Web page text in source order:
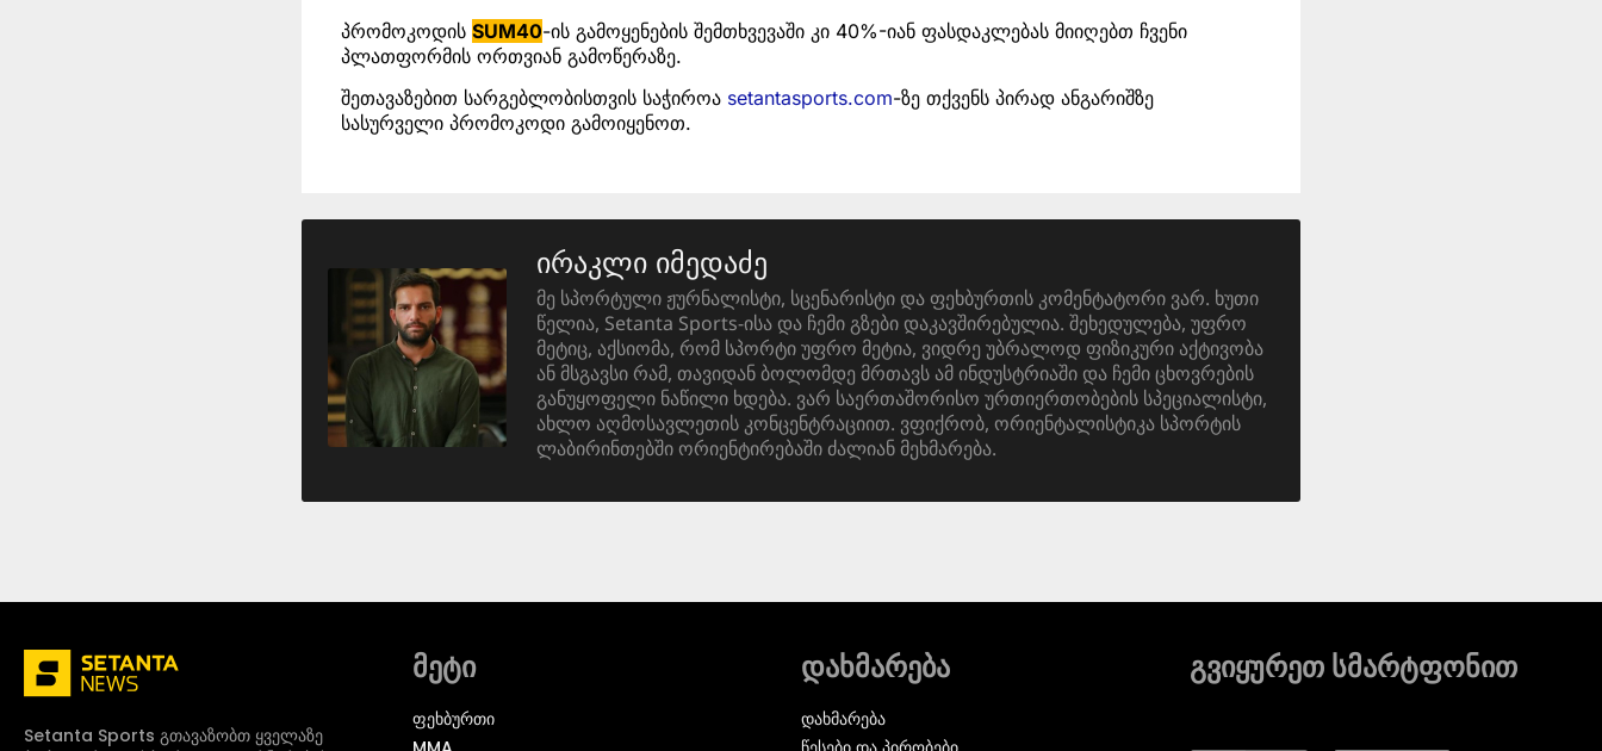
პრომოკოდისSUM40-ის გამოყენების შემთხვევაში კი 40%-იან ფასდაკლებას მიიღებთ ჩვენი
პლათფორმის ორთვიან გამოწერაზე.
შეთავაზებით სარგებლობისთვის საჭიროა setantasports.com-ზე თქვენს პირად ანგარიშზე
სასურველი პრომოკოდი გამოიყენოთ.
ირაკლი იმედაძე
მე სპორტული ჟურნალისტი, სცენარისტი და ფეხბურთის კომენტატორი ვარ. ხუთი
წელია, Setanta Sports-ისა და ჩემი გზები დაკავშირებულია. შეხედულება, უფრო
მეტიც, აქსიომა, რომ სპორტი უფრო მეტია, ვიდრე უბრალოდ ფიზიკური აქტივობა
ან მსგავსი რამ, თავიდან ბოლომდე მრთავს ამ ინდუსტრიაში და ჩემი ცხოვრების
განუყოფელი ნაწილი ხდება. ვარ საერთაშორისო ურთიერთობების სპეციალისტი,
ახლო აღმოსავლეთის კონცენტრაციით. ვფიქრობ, ორიენტალისტიკა სპორტის
ლაბირინთებში ორიენტირებაში ძალიან მეხმარება.
Setanta Sports გთავაზობთ ყველაზე
მეტი
ᲤᲔᲮᲑᲣᲠᲗᲘ
დახმარება
დახმარება
გვიყურეთ სმარტფონით